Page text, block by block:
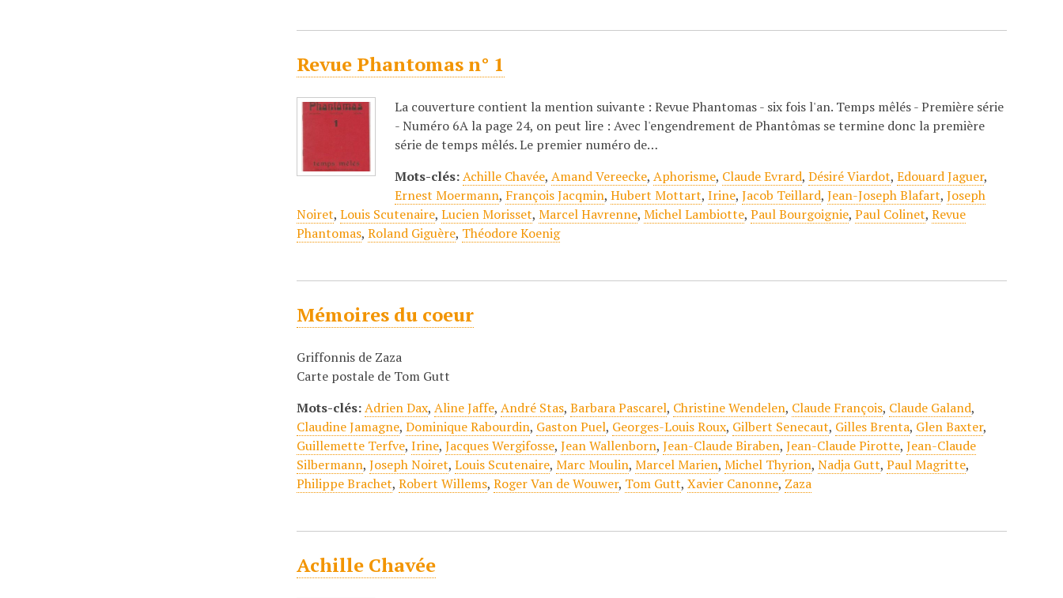
Revue Phantomas n° 1
La couverture contient la mention suivante : Revue Phantomas - six fois l'an. Temps mêlés - Première série
- Numéro 6A la page 24, on peut lire : Avec l'engendrement de Phantômas se termine donc la première
série de temps mêlés. Le premier numéro de…
Mots-clés:Achille Chavée,Amand Vereecke,Aphorisme, Claude Evrard,Désiré Viardot,Edouard Jaguer,
Ernest Moermann, François Jacqmin,Hubert Mottart,Irine,Jacob Teillard,Jean-Joseph Blafart,Joseph
Noiret,Louis Scutenaire,Lucien Morisset,Marcel Havrenne,Michel Lambiotte,Paul Bourgoignie,Paul Colinet,Revue
Phantomas,Roland Giguère, Théodore Koenig
Mémoires du coeur
Griffonnis de Zaza
Carte postale de Tom Gutt
Mots-clés:Adrien Dax,Aline Jaffe,André Stas,Barbara Pascarel, Christine Wendelen, Claude François, Claude Galand,
Claudine Jamagne,Dominique Rabourdin, Gaston Puel, Georges-Louis Roux, Gilbert Senecaut, Gilles Brenta, Glen Baxter,
Guillemette Terfve,Irine,Jacques Wergifosse,Jean Wallenborn,Jean-Claude Biraben,Jean-Claude Pirotte,Jean-Claude
Silbermann,Joseph Noiret,Louis Scutenaire,Marc Moulin,Marcel Marien,Michel Thyrion,Nadja Gutt,Paul Magritte,
Philippe Brachet,Robert Willems,Roger Van de Wouwer, Tom Gutt,Xavier Canonne, Zaza
Achille Chavée